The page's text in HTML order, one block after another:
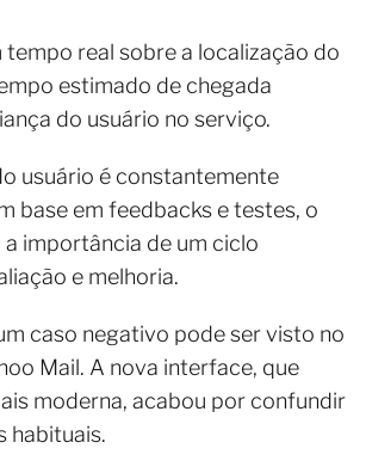
tempo real sobre a localização do
estimado de chegada
do usuário no serviço.
usuário é constantemente
base em feedbacks e testes, o
importância de um ciclo
e melhoria.
caso negativo pode ser visto no
Mail. A nova interface, que
moderna, acabou por confundir
habituais.